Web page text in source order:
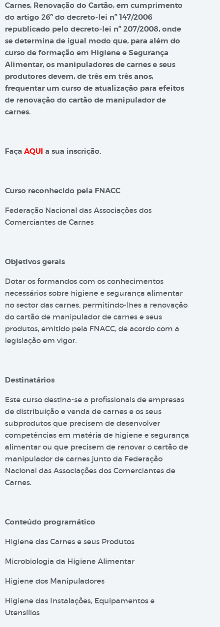
Carnes, Renovação do Cartão, em cumprimento
do artigo 26º do decreto-lei nº 147/2006
republicado pelo decreto-lei nº 207/2008, onde
se determina de igual modo que, para além do
curso de formação em Higiene e Segurança
Alimentar, os manipuladores de carnes e seus
produtores devem, de três em três anos,
frequentar um curso de atualização para efeitos
de renovação do cartão de manipulador de
carnes.
Faça AQUI a sua inscrição.
Curso reconhecido pela FNACC
Federação Nacional das Associações dos
Comerciantes de Carnes
Objetivos gerais
Dotar os formandos com os conhecimentos
necessários sobre higiene e segurança alimentar
no sector das carnes, permitindo-lhes a renovação
do cartão de manipulador de carnes e seus
produtos, emitido pela FNACC, de acordo com a
legislação em vigor.
Destinatários
Este curso destina-se a profissionais de empresas
de distribuição e venda de carnes e os seus
subprodutos que precisem de desenvolver
competências em matéria de higiene e segurança
alimentar ou que precisem de renovar o cartão de
manipulador de carnes junto da Federação
Nacional das Associações dos Comerciantes de
Carnes.
Conteúdo programático
Higiene das Carnes e seus Produtos
Microbiologia da Higiene Alimentar
Higiene dos Manipuladores
Higiene das Instalações, Equipamentos e
Utensílios